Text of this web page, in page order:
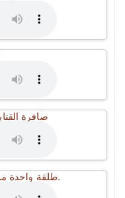
صافرة
طلقة واحدة من الألعاب النارية ، انفجار قوي.